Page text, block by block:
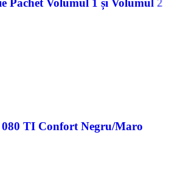
Pachet Volumul 1 și Volumul 2
TI Confort Negru/Maro